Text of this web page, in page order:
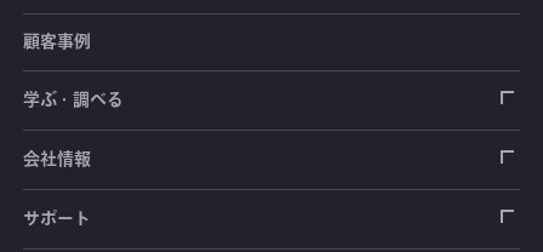
センサ（変換器）
ロードセル
加速度センサ
圧力センサ
土木建築用センサ
荷重計
土圧計
自動車用センサ
シートベルト張力計
測定器
顧客事例
学ぶ・調べる
ひずみゲージ
センサ（変換器）
会社情報
拠点情報
サポート